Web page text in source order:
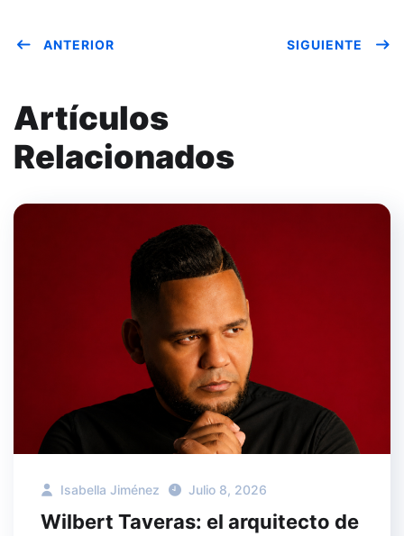
ANTERIOR SIGUIENTE
Artículos
Relacionados
Isabella Jiménez Julio 8, 2026
Wilbert Taveras: el arquitecto de